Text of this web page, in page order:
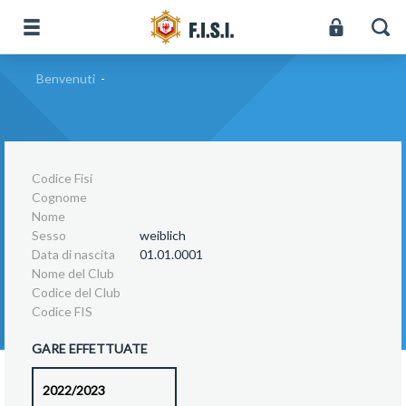
Benvenuti -
Codice Fisi
Cognome
Nome
Sesso
weiblich
Data di nascita
01.01.0001
Nome del Club
Codice del Club
Codice FIS
GARE EFFETTUATE